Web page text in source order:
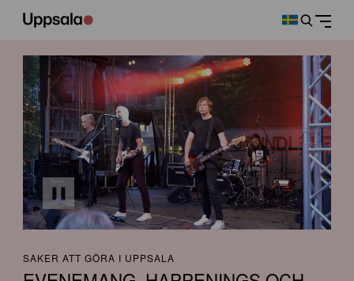
SAKER ATT GÖRA I UPPSALA